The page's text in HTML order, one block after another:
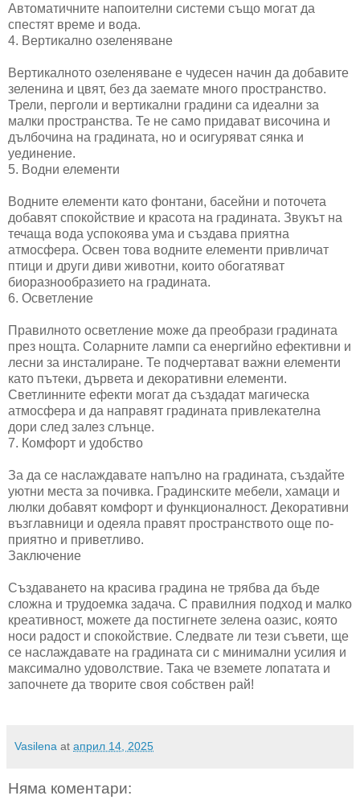
Автоматичните напоителни системи също могат да
спестят време и вода.
4. Вертикално озеленяване
Вертикалното озеленяване е чудесен начин да добавите
зеленина и цвят, без да заемате много пространство.
Трели, перголи и вертикални градини са идеални за
малки пространства. Те не само придават височина и
дълбочина на градината, но и осигуряват сянка и
уединение.
5. Водни елементи
Водните елементи като фонтани, басейни и поточета
добавят спокойствие и красота на градината. Звукът на
течаща вода успокоява ума и създава приятна
атмосфера. Освен това водните елементи привличат
птици и други диви животни, които обогатяват
биоразнообразието на градината.
6. Осветление
Правилното осветление може да преобрази градината
през нощта. Соларните лампи са енергийно ефективни и
лесни за инсталиране. Те подчертават важни елементи
като пътеки, дървета и декоративни елементи.
Светлинните ефекти могат да създадат магическа
атмосфера и да направят градината привлекателна
дори след залез слънце.
7. Комфорт и удобство
За да се наслаждавате напълно на градината, създайте
уютни места за почивка. Градинските мебели, хамаци и
люлки добавят комфорт и функционалност. Декоративни
възглавници и одеяла правят пространството още по-
приятно и приветливо.
Заключение
Създаването на красива градина не трябва да бъде
сложна и трудоемка задача. С правилния подход и малко
креативност, можете да постигнете зелена оазис, която
носи радост и спокойствие. Следвате ли тези съвети, ще
се наслаждавате на градината си с минимални усилия и
максимално удоволствие. Така че вземете лопатата и
започнете да творите своя собствен рай!
Vasilena at април 14, 2025
Няма коментари: